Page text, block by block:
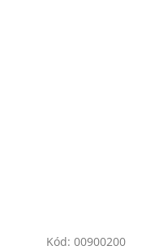
Kód: 00900200